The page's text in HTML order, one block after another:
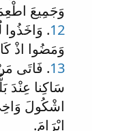
وَجَمِيعَ
12. وَاخَذُوا
وَمَضُوا اذْ
13. فَاتَى
سَاكِنا عِنْدَ
اشْكُولَ
ابْرَامَ.